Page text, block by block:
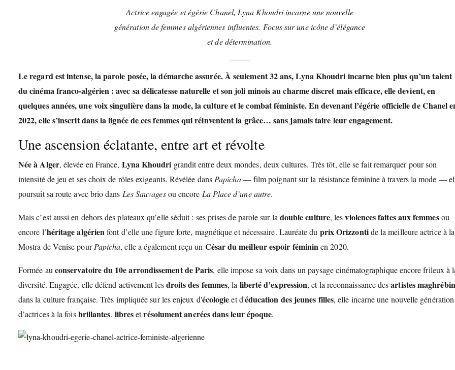
Actrice engagée et égérie Chanel, Lyna Khoudri incarne une nouvelle
génération de femmes algériennes influentes. Focus sur une icône d’élégance
et de détermination.
Le regard est intense, la parole posée, la démarche assurée. À seulement 32 ans,Lyna Khoudri incarne bien plus qu’un talent
du cinéma franco-algérien : avec sadélicatesse naturelle et son joli minoisau charme discret mais efficace, elle devient, en
quelques années, une voix singulière dans la mode, la culture et le combat féministe. En devenant l’égérie officielle de Chanel
2022, elle s’inscrit dans la lignée de ces femmes qui réinventent la grâce… sans jamais taire leur engagement.
Une ascension éclatante, entre art et révolte
Née à Alger, élevée en France, Lyna Khoudri grandit entre deux mondes, deux cultures. Très tôt, elle se fait remarquer pour son
intensité de jeu et ses choix de rôles exigeants. Révélée dans Papicha— film poignant sur la résistance féminine à travers la mode —
poursuit sa route avec brio dans Les Sauvagesou encore La Place d’une autre.
Mais c’est aussi en dehors des plateaux qu’elle séduit : ses prises de parole sur la double culture, lesviolences faites aux femmesou
encore l’héritage algérienfont d’elle une figure forte, magnétique et nécessaire. Lauréate du prix Orizzontide la meilleure actrice à la
Mostra de Venise pourPapicha, elle a également reçu un César du meilleur espoir fémininen 2020.
Formée au conservatoire du 10e arrondissement de Paris, elle impose sa voix dans un paysage cinématographique encore frileux à
diversité. Engagée, elle défend activement lesdroits des femmes, la liberté d’expression, et la reconnaissance desartistes
dans la culture française. Très impliquée sur les enjeux d'écologieet d'éducation des jeunes filles, elle incarne une nouvelle génération
d’actrices à la foisbrillantes, libresetrésolument ancrées dans leur époque.